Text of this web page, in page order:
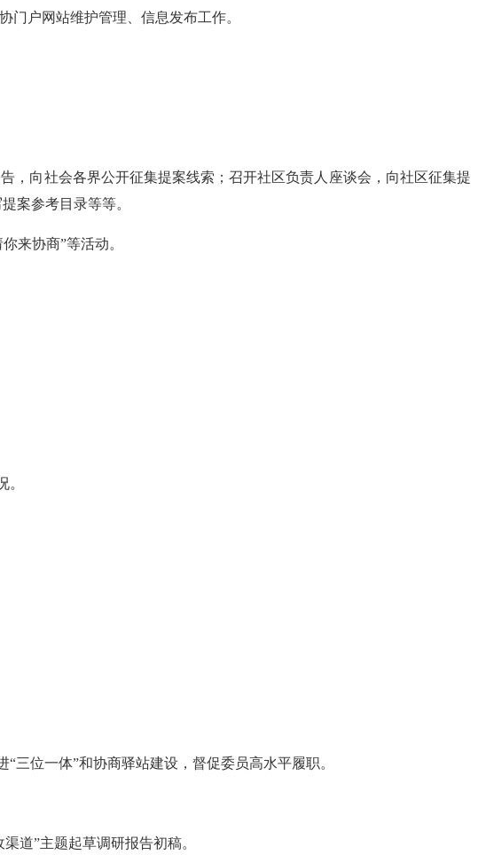
门户网站维护管理、信息发布工作。
，向社会各界公开征集提案线索；召开社区负责人座谈会，向社区征集提
案参考目录等等。
来协商”等活动。
。
三位一体”和协商驿站建设，督促委员高水平履职。
道”主题起草调研报告初稿。